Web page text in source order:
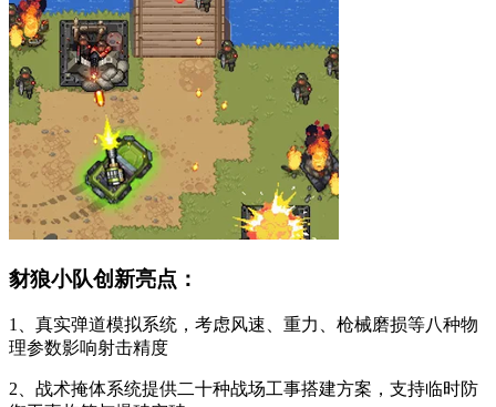
豺狼小队创新亮点：
1、真实弹道模拟系统，考虑风速、重力、枪械磨损等八种物
理参数影响射击精度
2、战术掩体系统提供二十种战场工事搭建方案，支持临时防